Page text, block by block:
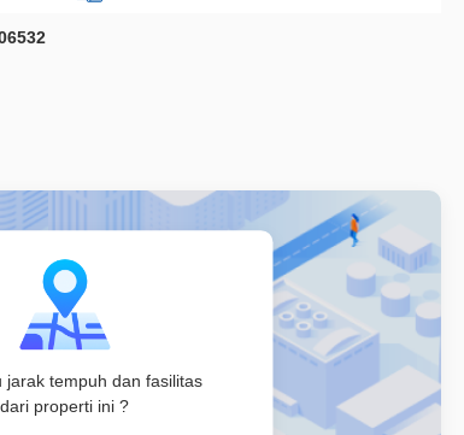
jarak tempuh dan fasilitas
dari properti ini ?